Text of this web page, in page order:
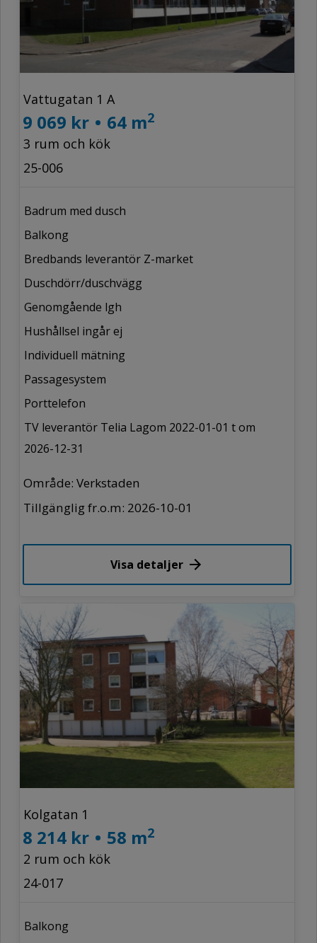
Vattugatan 1 A
9 069 kr • 64 m2
3 rum och kök
25-006
Badrum med dusch
Balkong
Bredbands leverantör Z-market
Duschdörr/duschvägg
Genomgående lgh
Hushållsel ingår ej
Individuell mätning
Passagesystem
Porttelefon
TV leverantör Telia Lagom 2022-01-01 t om
2026-12-31
Område: Verkstaden
Tillgänglig fr.o.m: 2026-10-01
Visa detaljer
Kolgatan 1
8 214 kr • 58 m2
2 rum och kök
24-017
Balkong